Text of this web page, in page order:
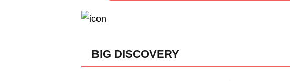
BIG DISCOVERY